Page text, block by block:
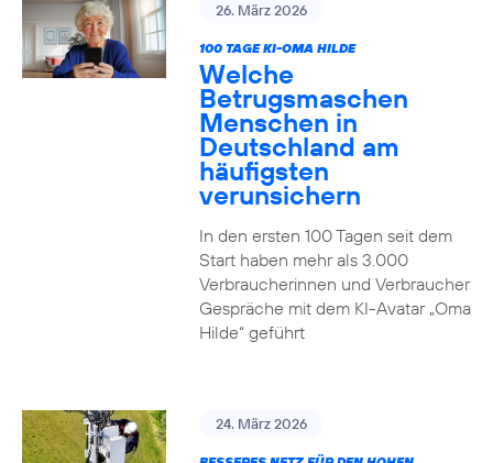
26. März 2026
100 TAGE KI-OMA HILDE
Welche
Betrugsmaschen
Menschen in
Deutschland am
häufigsten
verunsichern
In den ersten 100 Tagen seit dem
Start haben mehr als 3.000
Verbraucherinnen und Verbraucher
Gespräche mit dem KI-Avatar „Oma
Hilde“ geführt
24. März 2026